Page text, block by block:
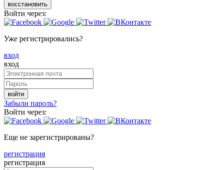
восстановить
Войти через:
Уже регистрировались?
вход
вход
войти
Забыли пароль?
Войти через:
Еще не зарегистрированы?
регистрация
регистрация